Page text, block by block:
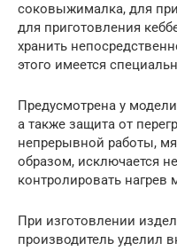
соковыжималка, для
для приготовления
хранить
этого имеется
Предусмотрена у
а также защита от
непрерывной работы,
образом, исключается
контролировать нагрев
При изготовлении
производитель уделил